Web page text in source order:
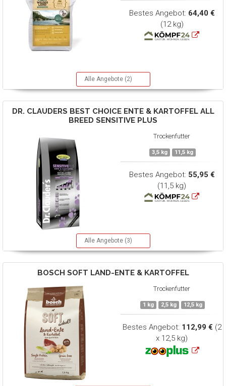
Bestes Angebot: 64,40 €
(12 kg)
Alle Angebote (2)
DR. CLAUDERS BEST CHOICE ENTE & KARTOFFEL ALL
BREED SENSITIVE PLUS
Trockenfutter
3,5 kg 11,5 kg
Bestes Angebot: 55,95 €
(11,5 kg)
Alle Angebote (3)
BOSCH SOFT LAND-ENTE & KARTOFFEL
Trockenfutter
1 kg 2,5 kg 12,5 kg
Bestes Angebot: 112,99 € (2
x 12,5 kg)